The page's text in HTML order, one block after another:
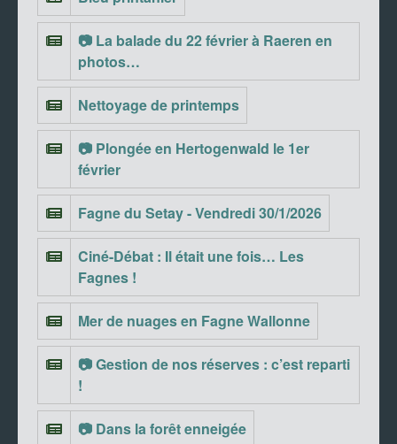
📷 La balade du 22 février à Raeren en
photos…
Nettoyage de printemps
📷 Plongée en Hertogenwald le 1er
février
Fagne du Setay - Vendredi 30/1/2026
Ciné-Débat : Il était une fois… Les
Fagnes !
Mer de nuages en Fagne Wallonne
📷 Gestion de nos réserves : c’est reparti
!
📷 Dans la forêt enneigée